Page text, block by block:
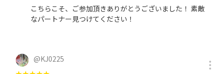
こちらこそ、ご参加頂きありがとうございました！ 素敵
なパートナー見つけてください！
@KJ0225